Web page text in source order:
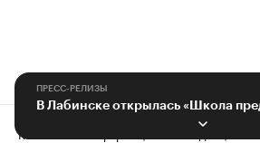
ПРЕСС-РЕЛИЗЫ
Контактная информация